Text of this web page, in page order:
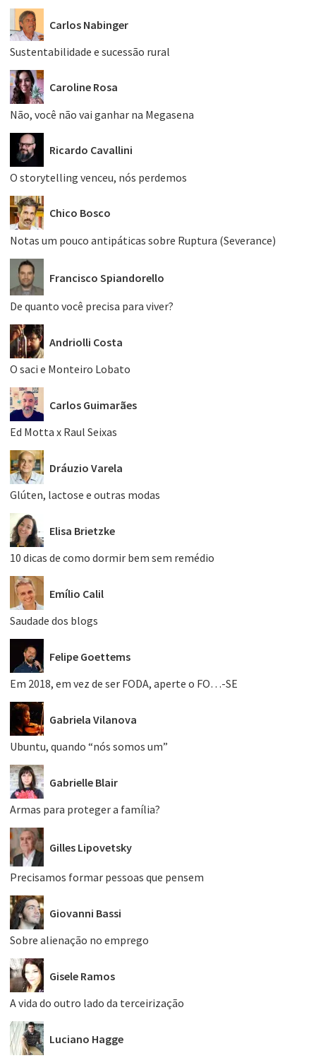
Carlos Nabinger
Sustentabilidade e sucessão rural
Caroline Rosa
Não, você não vai ganhar na Megasena
Ricardo Cavallini
O storytelling venceu, nós perdemos
Chico Bosco
Notas um pouco antipáticas sobre Ruptura (Severance)
Francisco Spiandorello
De quanto você precisa para viver?
Andriolli Costa
O saci e Monteiro Lobato
Carlos Guimarães
Ed Motta x Raul Seixas
Dráuzio Varela
Glúten, lactose e outras modas
Elisa Brietzke
10 dicas de como dormir bem sem remédio
Emílio Calil
Saudade dos blogs
Felipe Goettems
Em 2018, em vez de ser FODA, aperte o FO…-SE
Gabriela Vilanova
Ubuntu, quando “nós somos um”
Gabrielle Blair
Armas para proteger a família?
Gilles Lipovetsky
Precisamos formar pessoas que pensem
Giovanni Bassi
Sobre alienação no emprego
Gisele Ramos
A vida do outro lado da terceirização
Luciano Hagge